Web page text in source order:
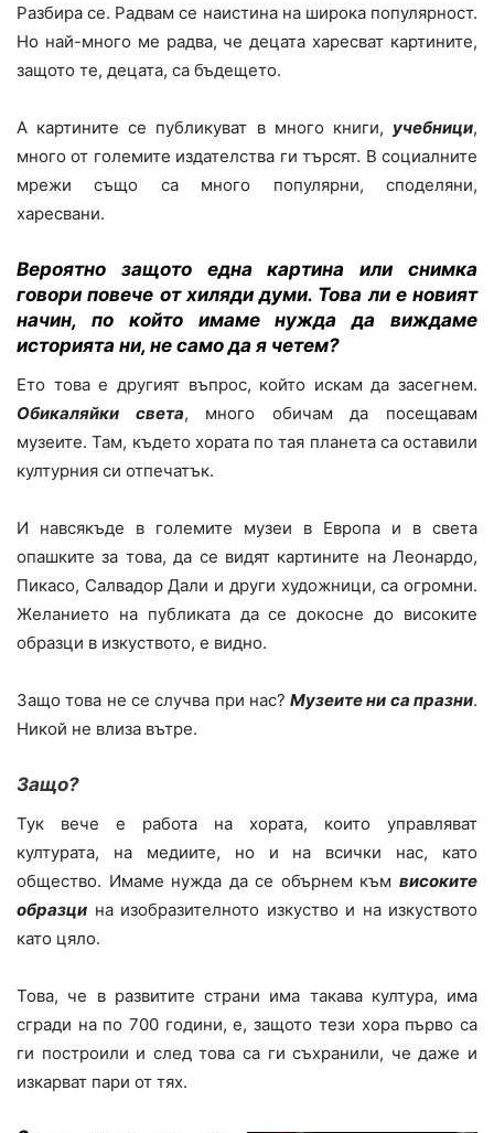
Разбира се. Радвам се наистина на широка популярност.
Но най-много ме радва, че децата харесват картините,
защото те, децата, са бъдещето.
А картините се публикуват в много книги, учебници,
много от големите издателства ги търсят. В социалните
мрежи също са много популярни, споделяни,
харесвани.
Вероятно защото една картина или снимка
говори повече от хиляди думи. Това ли е новият
начин, по който имаме нужда да виждаме
историята ни, не само да я четем?
Ето това е другият въпрос, който искам да засегнем.
Обикаляйки света, много обичам да посещавам
музеите. Там, където хората по тая планета са оставили
културния си отпечатък.
И навсякъде в големите музеи в Европа и в света
опашките за това, да се видят картините на Леонардо,
Пикасо, Салвадор Дали и други художници, са огромни.
Желанието на публиката да се докосне до високите
образци в изкуството, е видно.
Защо това не се случва при нас?Музеите ни са празни.
Никой не влиза вътре.
Защо?
Тук вече е работа на хората, които управляват
културата, на медиите, но и на всички нас, като
общество. Имаме нужда да се обърнем към високите
образци на изобразителното изкуство и на изкуството
като цяло.
Това, че в развитите страни има такава култура, има
сгради на по 700 години, е, защото тези хора първо са
ги построили и след това са ги съхранили, че даже и
изкарват пари от тях.